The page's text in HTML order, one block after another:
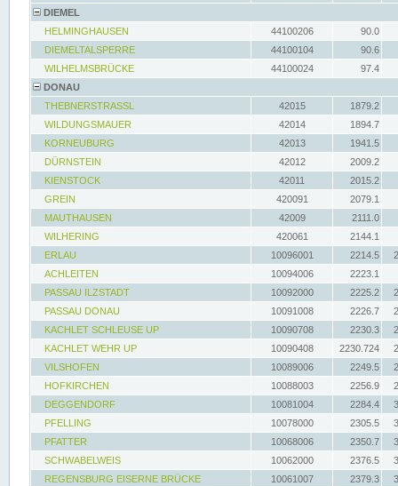
DIEMEL
HELMINGHAUSEN
44100206
90.0
DIEMELTALSPERRE
44100104
90.6
WILHELMSBRÜCKE
44100024
97.4
DONAU
THEBNERSTRASSL
42015
1879.2
WILDUNGSMAUER
42014
1894.7
KORNEUBURG
42013
1941.5
DÜRNSTEIN
42012
2009.2
KIENSTOCK
42011
2015.2
GREIN
420091
2079.1
MAUTHAUSEN
42009
2111.0
WILHERING
420061
2144.1
ERLAU
10096001 2214.5
ACHLEITEN
10094006
2223.1
PASSAU ILZSTADT
10092000 2225.2
PASSAU DONAU
10091008 2226.7
KACHLET SCHLEUSE UP
10090708 2230.3
KACHLET WEHR UP
10090408 2230.724
VILSHOFEN
10089006 2249.5
HOFKIRCHEN
10088003 2256.9
DEGGENDORF
10081004 2284.4
PFELLING
10078000 2305.5
PFATTER
10068006 2350.7
SCHWABELWEIS
10062000 2376.5
REGENSBURG EISERNE BRÜCKE
10061007 2379.3